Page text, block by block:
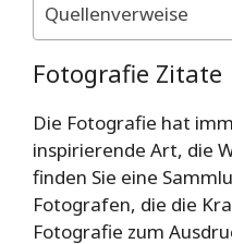
Quellenverweise
Fotografie Zitate
Die Fotografie hat
inspirierende Art, die
finden Sie eine
Fotografen, die die
Fotografie zum